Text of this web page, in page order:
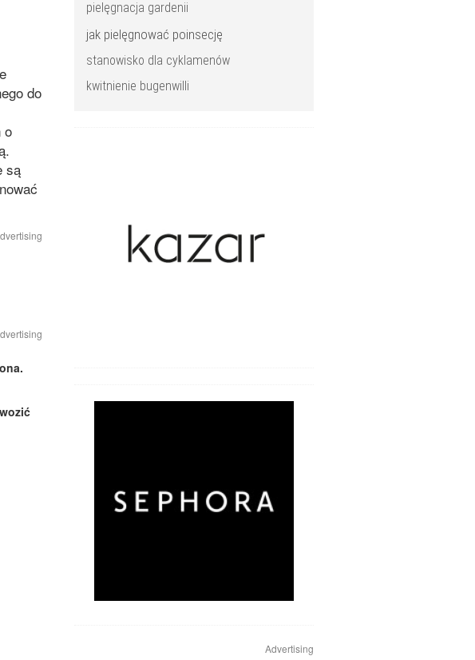
do
o
są
pielęgnacja gardenii
jak pielęgnować poinsecję
stanowisko dla cyklamenów
kwitnienie bugenwilli
Advertising